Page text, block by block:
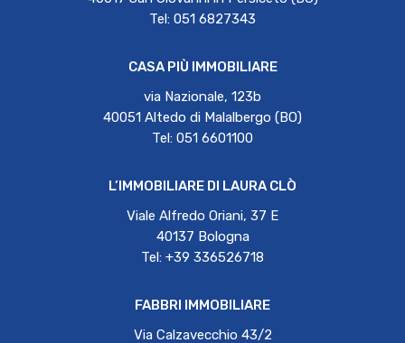
Tel: 051 6827343
CASA PIÙ IMMOBILIARE
via Nazionale, 123b
40051 Altedo di Malalbergo (BO)
Tel: 051 6601100
L’IMMOBILIARE DI LAURA CLÒ
Viale Alfredo Oriani, 37 E
40137 Bologna
Tel: +39 336526718
FABBRI IMMOBILIARE
Via Calzavecchio 43/2